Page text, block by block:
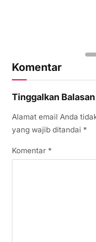
Komentar
Tinggalkan Balasan
Alamat email Anda
yang wajib ditandai *
Komentar *